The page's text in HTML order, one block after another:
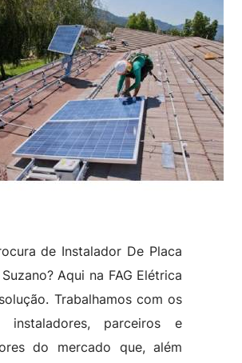
de Instalador De Placa
Aqui na FAG Elétrica
Trabalhamos com os
instaladores, parceiros e
do mercado que, além